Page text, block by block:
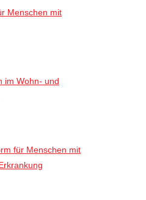
Menschen mit
im Wohn- und
für Menschen mit